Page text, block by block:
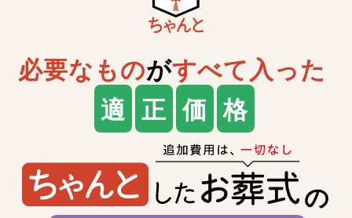
必要なものがすべて入った
適 正 価 格
の